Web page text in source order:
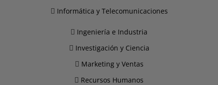
Informática y Telecomunicaciones
Ingeniería e Industria
Investigación y Ciencia
Marketing y Ventas
Recursos Humanos